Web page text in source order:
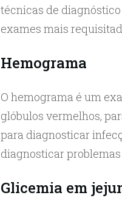
técnicas de
exames mais
Hemograma
O hemograma é um
glóbulos vermelhos,
para diagnosticar
diagnosticar
Glicemia em